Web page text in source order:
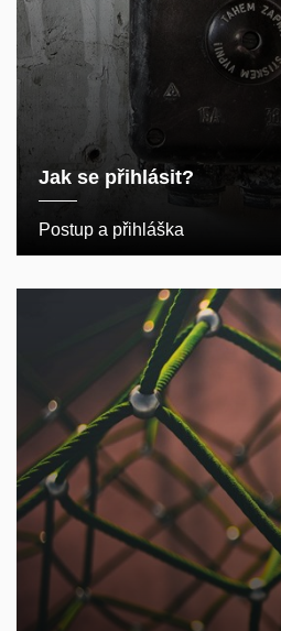
Jak se přihlásit?
Postup a přihláška